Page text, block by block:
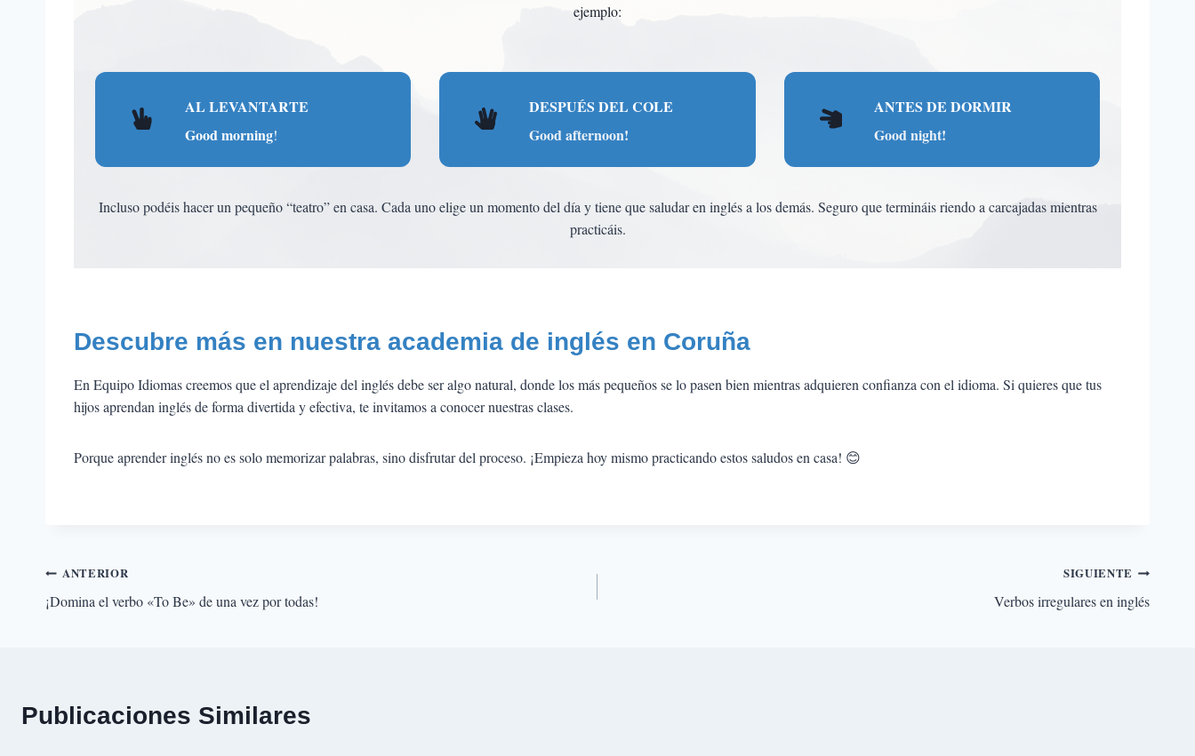
ejemplo:
AL LEVANTARTE
Good morning!
DESPUÉS DEL COLE
Good afternoon!
ANTES DE DORMIR
Good night!
Incluso podéis hacer un pequeño “teatro” en casa. Cada uno elige un momento del día y tiene que saludar en inglés a los demás. Seguro que termináis riendo a carcajadas mientras
practicáis.
Descubre más en nuestra academia de inglés en Coruña
En Equipo Idiomas creemos que el aprendizaje del inglés debe ser algo natural, donde los más pequeños se lo pasen bien mientras adquieren confianza con el idioma. Si quieres que tus
hijos aprendan inglés de forma divertida y efectiva, te invitamos a conocer nuestras clases.
Porque aprender inglés no es solo memorizar palabras, sino disfrutar del proceso. ¡Empieza hoy mismo practicando estos saludos en casa! 😊
Navegación
de
ANTERIOR
¡Domina el verbo «To Be» de una vez por todas!
SIGUIENTE
Verbos irregulares en inglés
Publicaciones Similares